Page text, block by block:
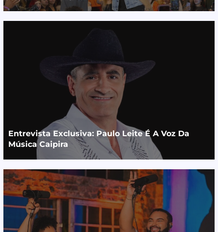
Entrevista Exclusiva: Paulo Leite É A Voz Da
Música Caipira